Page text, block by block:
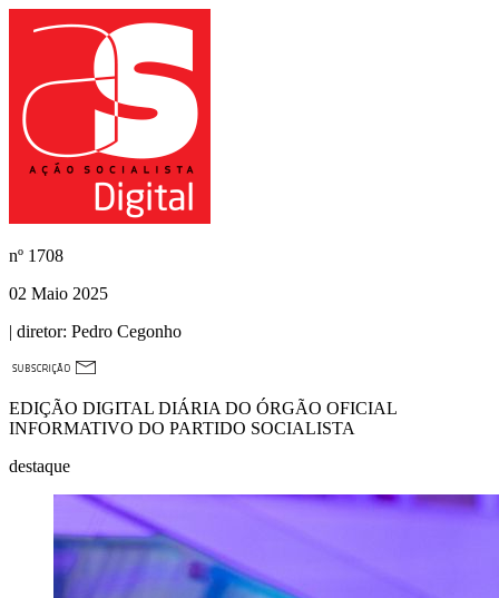
nº 1708
02 Maio 2025
| diretor: Pedro Cegonho
EDIÇÃO DIGITAL DIÁRIA DO ÓRGÃO OFICIAL
INFORMATIVO DO PARTIDO SOCIALISTA
destaque